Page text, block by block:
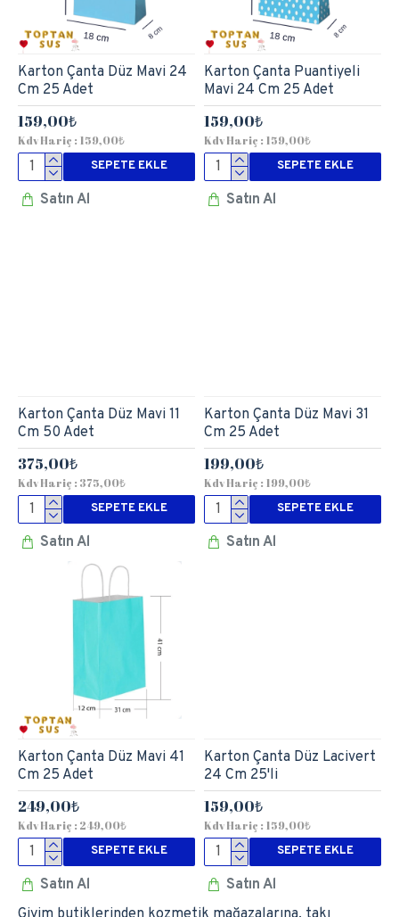
Karton Çanta Düz Mavi 24
Cm 25 Adet
159,00₺
Kdv Hariç : 159,00₺
SEPETE EKLE
Satın Al
Karton Çanta Puantiyeli
Mavi 24 Cm 25 Adet
159,00₺
Kdv Hariç : 159,00₺
SEPETE EKLE
Satın Al
Karton Çanta Düz Mavi 11
Cm 50 Adet
375,00₺
Kdv Hariç : 375,00₺
SEPETE EKLE
Satın Al
Karton Çanta Düz Mavi 31
Cm 25 Adet
199,00₺
Kdv Hariç : 199,00₺
SEPETE EKLE
Satın Al
Karton Çanta Düz Mavi 41
Cm 25 Adet
249,00₺
Kdv Hariç : 249,00₺
SEPETE EKLE
Satın Al
Karton Çanta Düz Lacivert
24 Cm 25'li
159,00₺
Kdv Hariç : 159,00₺
SEPETE EKLE
Satın Al